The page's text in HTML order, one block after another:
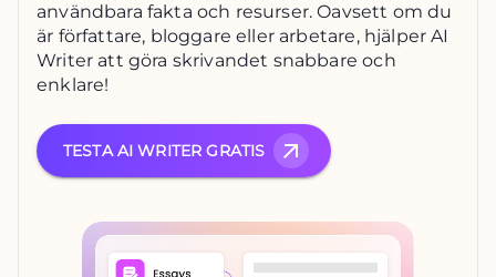
användbara fakta och resurser. Oavsett om du
är författare, bloggare eller arbetare, hjälper AI
Writer att göra skrivandet snabbare och
enklare!
TESTA AI WRITER GRATIS